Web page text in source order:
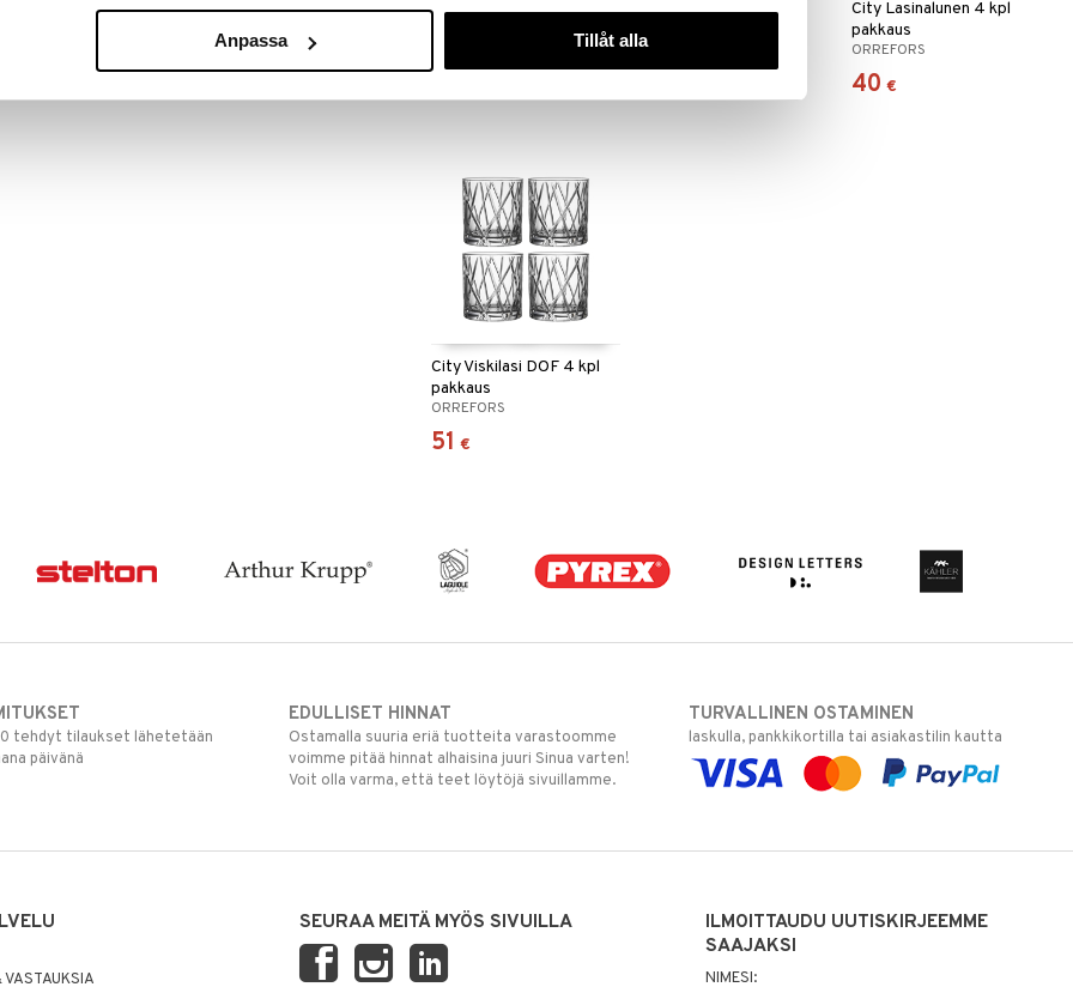
Anpassa Tillåt alla
City Jääkuutiot 4 kpl
City Karahvi
ORREFORS
City Lasinalunen 4 kpl
pakkaus
ORREFORS
40 €
City Viskilasi DOF 4 kpl
pakkaus
ORREFORS
51 €
tehdyt tilaukset lähetetään
päivänä
EDULLISET HINNAT
Ostamalla suuria eriä tuotteita varastoomme
voimme pitää hinnat alhaisina juuri Sinua varten!
Voit olla varma, että teet löytöjä sivuillamme.
TURVALLINEN OSTAMINEN
laskulla, pankkikortilla tai asiakastilin kautta
SEURAA MEITÄ MYÖS SIVUILLA
ILMOITTAUDU UUTISKIRJEEMME
SAAJAKSI
NIMESI: